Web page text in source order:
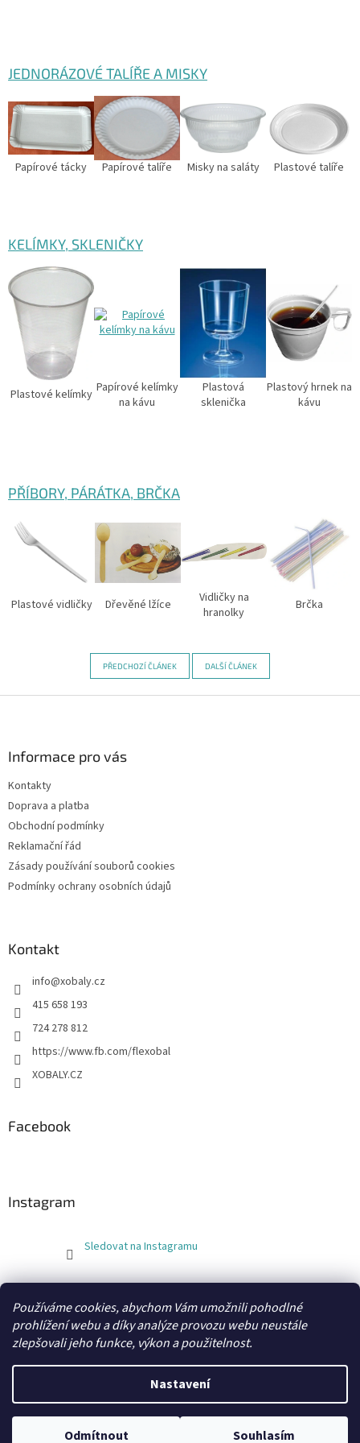
Používáme cookies, abychom Vám umožnili pohodlné
prohlížení webu a díky analýze provozu webu neustále
zlepšovali jeho funkce, výkon a použitelnost.
Nastavení
Odmítnout Souhlasím
JEDNORÁZOVÉ TALÍŘE A MISKY
Papírové tácky Papírové talíře Misky na saláty Plastové talíře
KELÍMKY, SKLENIČKY
Plastové kelímky Papírové kelímky
na kávu
Plastová
sklenička
Plastový hrnek na
kávu
PŘÍBORY, PÁRÁTKA, BRČKA
Plastové vidličky Dřevěné lžíce
Vidličky na
hranolky
Brčka
PŘEDCHOZÍ ČLÁNEK DALŠÍ ČLÁNEK
Informace pro vás
Kontakty
Doprava a platba
Obchodní podmínky
Reklamační řád
Zásady používání souborů cookies
Podmínky ochrany osobních údajů
Kontakt
info@xobaly.cz
415 658 193
724 278 812
https://www.fb.com/flexobal
XOBALY.CZ
Facebook
Instagram
Sledovat na Instagramu
Copyright 2026xobaly.cz. Všechna práva vyhrazena.
Grafický návrh a kódování vytvořilBEOM.cz.